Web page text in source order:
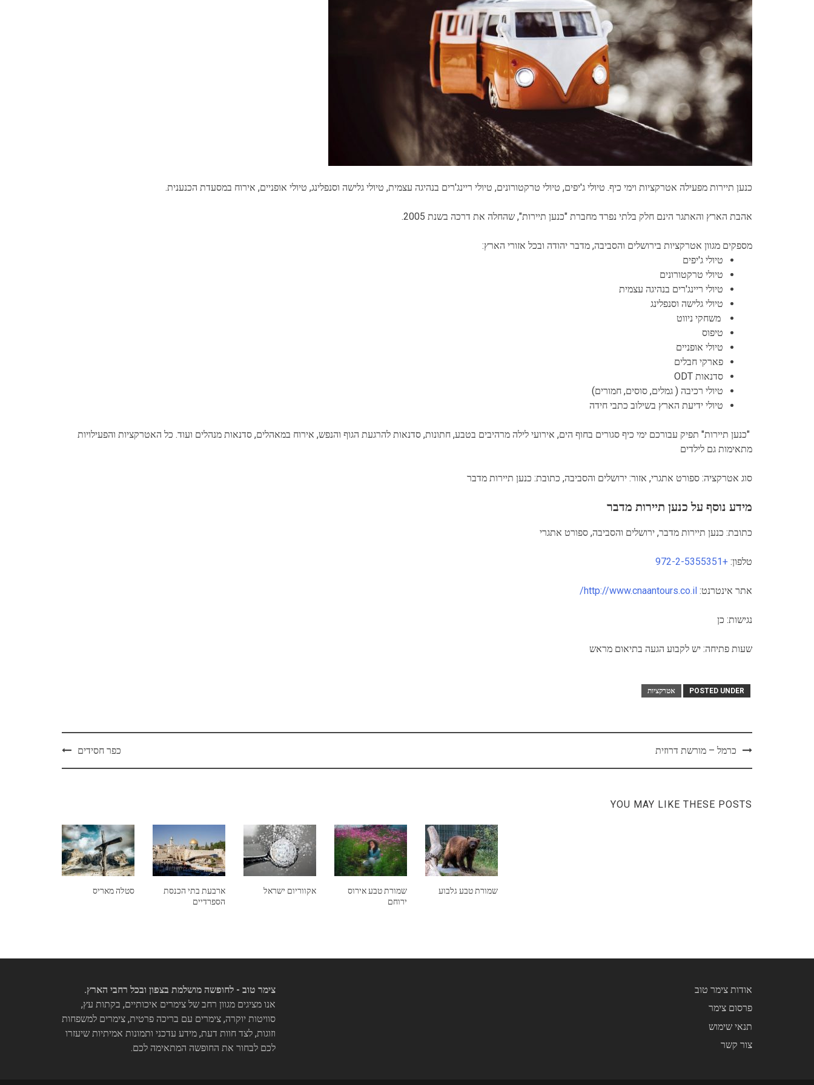
כנען תיירות מפעילה אטרקציות וימי כיף. טיולי ג'יפים, טיולי טרקטורונים, טיולי ריינג'רים בנהיגה עצמית, טיולי גלישה וסנפלינג, טיולי אופניים, אירוח במסעדת הכנענית.
אהבת הארץ והאתגר הינם חלק בלתי נפרד מחברת "כנען תיירות", שהחלה את דרכה בשנת 2005.
מספקים מגוון אטרקציות בירושלים והסביבה, מדבר יהודה ובכל אזורי הארץ:
טיולי ג'יפים
טיולי טרקטורונים
טיולי ריינג'רים בנהיגה עצמית
טיולי גלישה וסנפלינג
משחקי ניווט
טיפוס
טיולי אופניים
פארקי חבלים
סדנאות ODT
טיולי רכיבה ( גמלים, סוסים, חמורים)
טיולי ידיעת הארץ בשילוב כתבי חידה
"כנען תיירות" תפיק עבורכם ימי כיף סגורים בחוף הים, אירועי לילה מרהיבים בטבע, חתונות, סדנאות להרגעת הגוף והנפש, אירוח במאהלים, סדנאות מנהלים ועוד. כל האטרקציות והפעילויות
מתאימות גם לילדים
סוג אטרקציה: ספורט אתגרי, אזור: ירושלים והסביבה, כתובת: כנען תיירות מדבר
מידע נוסף על כנען תיירות מדבר
כתובת: כנען תיירות מדבר, ירושלים והסביבה, ספורט אתגרי
טלפון: +972-2-5355351
אתר אינטרנט: http://www.cnaantours.co.il/
נגישות: כן
שעות פתיחה: יש לקבוע הגעה בתיאום מראש
POSTED UNDER אטרקציות
Postכרמל – מורשת דרוזית כפר חסידים
YOU MAY LIKE THESE POSTS
סטלה מאריס
ארבעת בתי הכנסת
הספרדיים
אקווריום ישראל
שמורת טבע אירוס
ירוחם
שמורת טבע גלבוע
צימר טוב - לחופשה מושלמת בצפון ובכל רחבי הארץ.
אנו מציגים מגוון רחב של צימרים איכותיים, בקתות עץ,
סוויטות יוקרה, צימרים עם בריכה פרטית, צימרים למשפחות
וזוגות, לצד חוות דעת, מידע עדכני ותמונות אמיתיות שיעזרו
לכם לבחור את החופשה המתאימה לכם.
אודות צימר טוב
פרסום צימר
תנאי שימוש
צור קשר